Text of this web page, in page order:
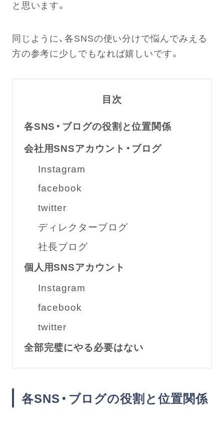
と思います。
同じように、各SNSの使い分けで悩んでみえる
方の参考に少しでもなれば嬉しいです。
目次
各SNS・ブログの役割と位置関係
会社用SNSアカウント・ブログ
Instagram
facebook
twitter
ディレクターブログ
社長ブログ
個人用SNSアカウント
Instagram
facebook
twitter
全部完璧にやる必要はない
各SNS・ブログの役割と位置関係